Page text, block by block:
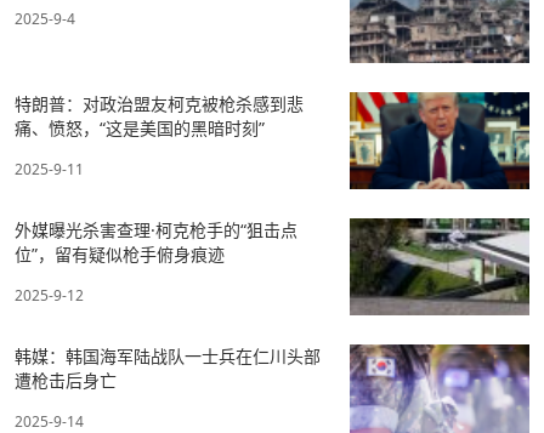
2025-9-4
特朗普：对政治盟友柯克被枪杀感到悲
痛、愤怒，“这是美国的黑暗时刻”
2025-9-11
外媒曝光杀害查理·柯克枪手的“狙击点
位”，留有疑似枪手俯身痕迹
2025-9-12
韩媒：韩国海军陆战队一士兵在仁川头部
遭枪击后身亡
2025-9-14